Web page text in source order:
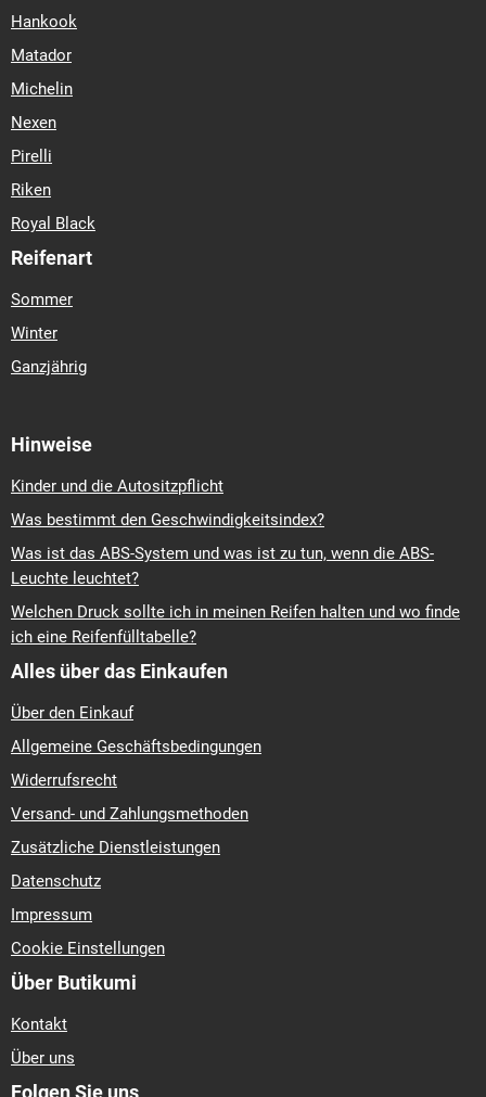
Hankook
Matador
Michelin
Nexen
Pirelli
Riken
Royal Black
Reifenart
Sommer
Winter
Ganzjährig
Hinweise
Kinder und die Autositzpflicht
Was bestimmt den Geschwindigkeitsindex?
Was ist das ABS-System und was ist zu tun, wenn die ABS-
Leuchte leuchtet?
Welchen Druck sollte ich in meinen Reifen halten und wo finde
ich eine Reifenfülltabelle?
Alles über das Einkaufen
Über den Einkauf
Allgemeine Geschäftsbedingungen
Widerrufsrecht
Versand- und Zahlungsmethoden
Zusätzliche Dienstleistungen
Datenschutz
Impressum
Cookie Einstellungen
Über Butikumi
Kontakt
Über uns
Folgen Sie uns